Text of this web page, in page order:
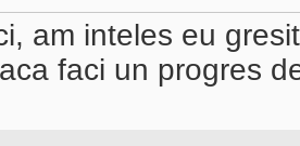
am inteles eu
faci un progres